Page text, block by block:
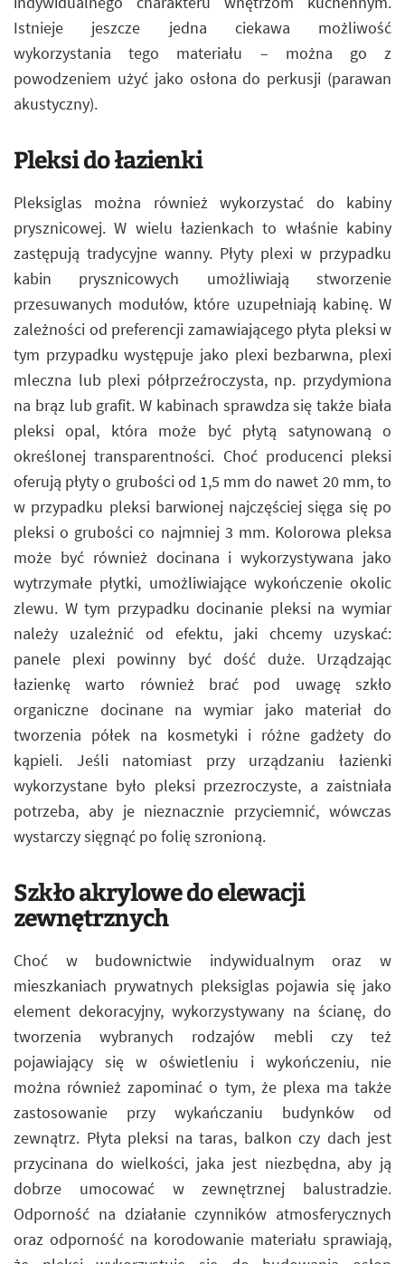
Istnieje jeszcze jedna ciekawa możliwość
wykorzystania tego materiału – można go z
powodzeniem użyć jako osłona do perkusji (parawan
akustyczny).
Pleksi do łazienki
Pleksiglas można również wykorzystać do kabiny
prysznicowej. W wielu łazienkach to właśnie kabiny
zastępują tradycyjne wanny. Płyty plexi w przypadku
kabin prysznicowych umożliwiają stworzenie
przesuwanych modułów, które uzupełniają kabinę. W
zależności od preferencji zamawiającego płyta pleksi w
tym przypadku występuje jako plexi bezbarwna, plexi
mleczna lub plexi półprzeźroczysta, np. przydymiona
na brąz lub grafit. W kabinach sprawdza się także biała
pleksi opal, która może być płytą satynowaną o
określonej transparentności. Choć producenci pleksi
oferują płyty o grubości od 1,5 mm do nawet 20 mm, to
w przypadku pleksi barwionej najczęściej sięga się po
pleksi o grubości co najmniej 3 mm. Kolorowa pleksa
może być również docinana i wykorzystywana jako
wytrzymałe płytki, umożliwiające wykończenie okolic
zlewu. W tym przypadku docinanie pleksi na wymiar
należy uzależnić od efektu, jaki chcemy uzyskać:
panele plexi powinny być dość duże. Urządzając
łazienkę warto również brać pod uwagę szkło
organiczne docinane na wymiar jako materiał do
tworzenia półek na kosmetyki i różne gadżety do
kąpieli. Jeśli natomiast przy urządzaniu łazienki
wykorzystane było pleksi przezroczyste, a zaistniała
potrzeba, aby je nieznacznie przyciemnić, wówczas
wystarczy sięgnąć po folię szronioną.
Szkło akrylowe do elewacji
zewnętrznych
Choć w budownictwie indywidualnym oraz w
mieszkaniach prywatnych pleksiglas pojawia się jako
element dekoracyjny, wykorzystywany na ścianę, do
tworzenia wybranych rodzajów mebli czy też
pojawiający się w oświetleniu i wykończeniu, nie
można również zapominać o tym, że plexa ma także
zastosowanie przy wykańczaniu budynków od
zewnątrz. Płyta pleksi na taras, balkon czy dach jest
przycinana do wielkości, jaka jest niezbędna, aby ją
dobrze umocować w zewnętrznej balustradzie.
Odporność na działanie czynników atmosferycznych
oraz odporność na korodowanie materiału sprawiają,